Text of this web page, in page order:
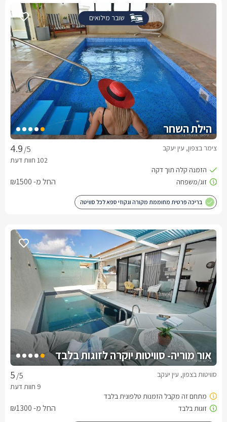
שובר מילואים
הילת השחר
/5 צימר בצפון, עין יעקב
החל מ- ₪1500
בריכה פרטית מחוממת מקורה וגקוזי ספא לכל סוויטה
אור מוריה- סוויטות יוקרה לזוגות בלבד
/5 סוויטות בצפון, עין יעקב
החל מ- ₪1300